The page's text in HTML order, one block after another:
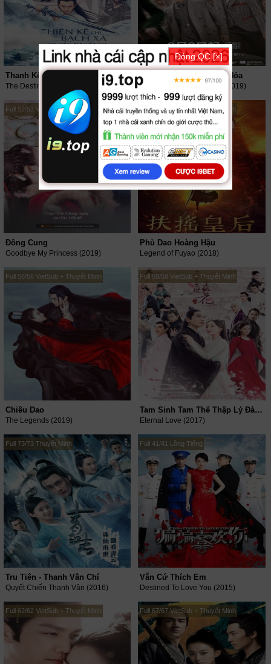
Thanh Kê Chi Bạch Xà Truyền Thuyết
The Destiny Of White Snake (2018)
Học Viện Quân Sự Liệt Hỏa
Arsenal Military Academy (2019)
Full 52/52 VietSub + Thuyết Minh
Đông Cung
Goodbye My Princess (2019)
Full 66/66 VietSub + Thuyết Minh
Phù Dao Hoàng Hậu
Legend of Fuyao (2018)
Full 56/56 VietSub + Thuyết Minh
Chiêu Dao
The Legends (2019)
Full 58/58 VietSub + Thuyết Minh
Tam Sinh Tam Thế Thập Lý Đào Hoa
Eternal Love (2017)
Full 73/73 Thuyết Minh
Tru Tiên - Thanh Vân Chí
Quyết Chiến Thanh Vân (2016)
Full 41/41 Lồng Tiếng
Vẫn Cứ Thích Em
Destined To Love You (2015)
Full 62/62 VietSub + Thuyết Minh Full 67/67 VietSub + Thuyết Minh
Đóng QC [×]